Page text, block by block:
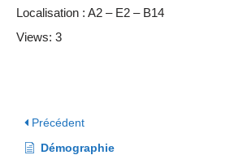
Localisation : A2 – E2 – B14
Views: 3
Précédent
Démographie